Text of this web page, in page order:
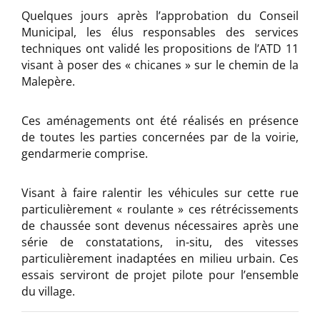
Quelques jours après l’approbation du Conseil
Municipal, les élus responsables des services
techniques ont validé les propositions de l’ATD 11
visant à poser des « chicanes » sur le chemin de la
Malepère.
Ces aménagements ont été réalisés en présence
de toutes les parties concernées par de la voirie,
gendarmerie comprise.
Visant à faire ralentir les véhicules sur cette rue
particulièrement « roulante » ces rétrécissements
de chaussée sont devenus nécessaires après une
série de constatations, in-situ, des vitesses
particulièrement inadaptées en milieu urbain. Ces
essais serviront de projet pilote pour l’ensemble
du village.